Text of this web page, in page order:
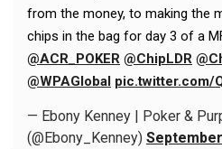
from the money, to making the
chips in the bag for day 3 of a
@ACR_POKER @ChipLDR
@WPAGlobal pic.twitter.com/
— Ebony Kenney | Poker &
(@Ebony_Kenney)